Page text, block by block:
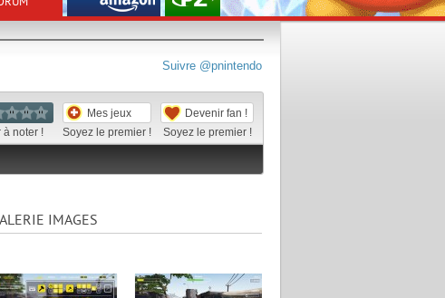
Suivre @pnintendo
à noter !
Mes jeux
Soyez le premier !
Devenir fan !
Soyez le premier !
IMAGES